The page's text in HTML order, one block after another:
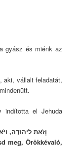
gyász és miénk az
aki, vállalt feladatát,
el Jehuda
וְזֹאת לִיהוּדָה,
meg, Örökkévaló,